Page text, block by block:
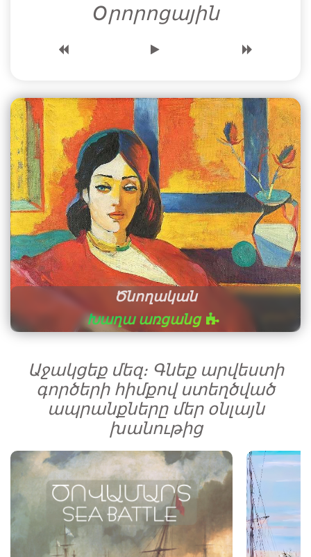
Oրորոցային
Ծնողական
Խաղա առցանց
Աջակցեք մեզ։ Գնեք արվեստի
գործերի հիմքով ստեղծված
ապրանքները մեր օնլայն
խանութից